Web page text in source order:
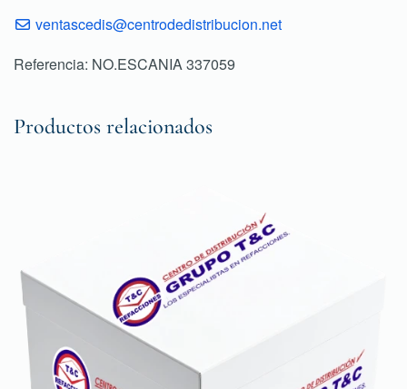
ventascedis@centrodedistribucion.net
Referencia: NO.ESCANIA 337059
Productos relacionados